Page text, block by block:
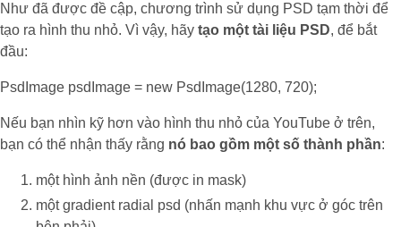
Như đã được đề cập, chương trình sử dụng PSD tạm thời để
tạo ra hình thu nhỏ. Vì vậy, hãy tạo một tài liệu PSD, để bắt
đầu:
PsdImage psdImage = new PsdImage(1280, 720);
Nếu bạn nhìn kỹ hơn vào hình thu nhỏ của YouTube ở trên,
bạn có thể nhận thấy rằng nó bao gồm một số thành phần:
một hình ảnh nền (được in mask)
một gradient radial psd (nhấn mạnh khu vực ở góc trên